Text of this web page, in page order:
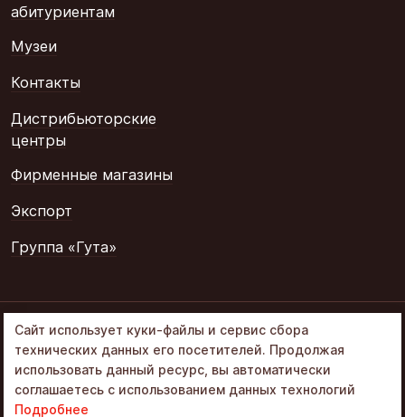
абитуриентам
Музеи
Контакты
Дистрибьюторские
центры
Фирменные магазины
Экспорт
Группа «Гута»
© 2002–2026
«Объединенные
кондитеры» в составе
Политика обработки ПД
Сайт использует куки-файлы и сервис сбора
технических данных его посетителей. Продолжая
использовать данный ресурс, вы автоматически
соглашаетесь с использованием данных технологий
Подробнее